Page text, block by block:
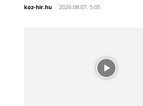
koz-hir.hu - 2026.08.07. 5:05